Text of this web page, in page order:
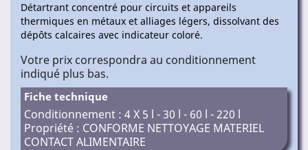
Détartrant concentré pour circuits et appareils
thermiques en métaux et alliages légers, dissolvant des
dépôts calcaires avec indicateur coloré.
Votre prix correspondra au conditionnement
indiqué plus bas.
Fiche technique
Conditionnement : 4 X 5 l - 30 l - 60 l - 220 l
Propriété : CONFORME NETTOYAGE MATERIEL
CONTACT ALIMENTAIRE